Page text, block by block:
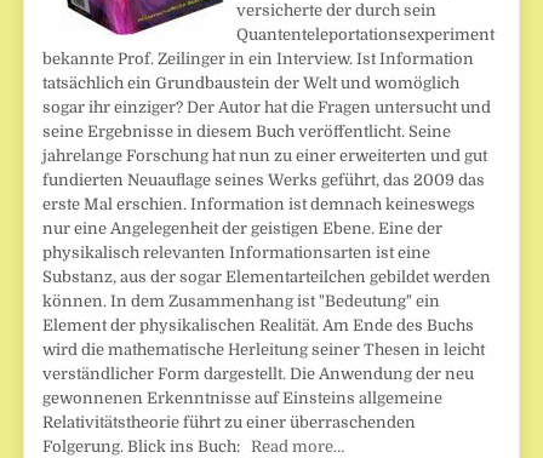
versicherte der durch sein
Quantenteleportationsexperiment
bekannte Prof. Zeilinger in ein Interview. Ist Information
tatsächlich ein Grundbaustein der Welt und womöglich
sogar ihr einziger? Der Autor hat die Fragen untersucht und
seine Ergebnisse in diesem Buch veröffentlicht. Seine
jahrelange Forschung hat nun zu einer erweiterten und gut
fundierten Neuauflage seines Werks geführt, das 2009 das
erste Mal erschien. Information ist demnach keineswegs
nur eine Angelegenheit der geistigen Ebene. Eine der
physikalisch relevanten Informationsarten ist eine
Substanz, aus der sogar Elementarteilchen gebildet werden
können. In dem Zusammenhang ist "Bedeutung" ein
Element der physikalischen Realität. Am Ende des Buchs
wird die mathematische Herleitung seiner Thesen in leicht
verständlicher Form dargestellt. Die Anwendung der neu
gewonnenen Erkenntnisse auf Einsteins allgemeine
Relativitätstheorie führt zu einer überraschenden
Folgerung. Blick ins Buch:Read more…